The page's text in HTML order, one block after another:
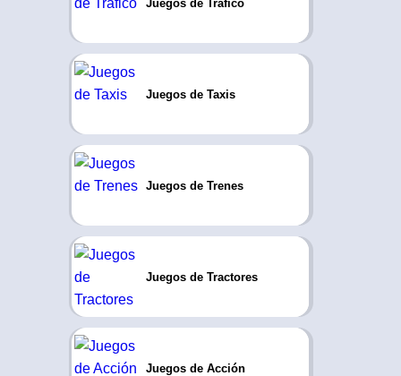
Juegos de Tráfico
Juegos de Taxis
Juegos de Trenes
Juegos de Tractores
Juegos de Acción